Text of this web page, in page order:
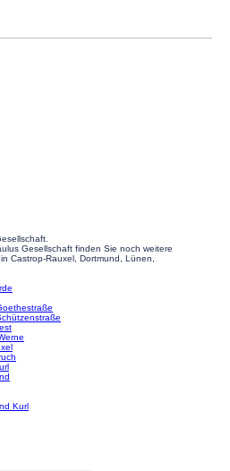
Gesellschaft finden Sie noch weitere
Castrop-Rauxel, Dortmund, Lünen,
Kurl